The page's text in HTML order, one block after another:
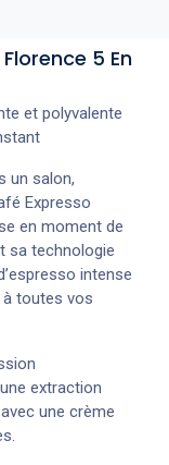
5 En
et polyvalente
un salon,
Expresso
en moment de
sa technologie
intense
à toutes vos
extraction
une crème